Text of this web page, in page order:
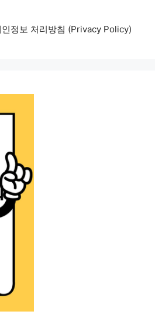
인정보 처리방침 (Privacy Policy)